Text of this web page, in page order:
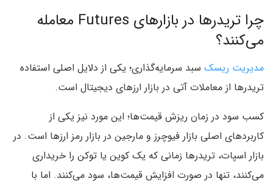
چرا تریدرها در بازارهای Futures معامله
می‌کنند؟
مدیریت ریسک سبد سرمایه‌گذاری؛ یکی از دلایل اصلی استفاده
تریدرها از معاملات آتی در بازار ارزهای دیجیتال است.
کسب سود در زمان ریزش قیمت‌ها؛ این مورد نیز یکی از
کاربردهای اصلی بازار فیوچرز و مارجین در بازار رمز ارزها است. در
بازار اسپات، تریدرها زمانی که یک کوین یا توکن را خریداری
می‌کنند، تنها در صورت افزایش قیمت‌ها، سود می‌کنند. اما با